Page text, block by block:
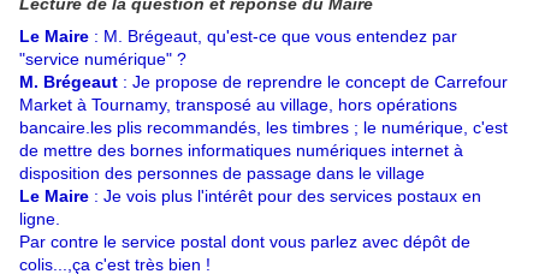
Le Maire : M. Brégeaut, qu'est-ce que vous entendez par
"service numérique" ?
M. Brégeaut : Je propose de reprendre le concept de Carrefour
Market à Tournamy, transposé au village, hors opérations
bancaire.les plis recommandés, les timbres ; le numérique, c'est
de mettre des bornes informatiques numériques internet à
disposition des personnes de passage dans le village
Le Maire : Je vois plus l'intérêt pour des services postaux en
ligne.
Par contre le service postal dont vous parlez avec dépôt de
colis...,ça c'est très bien !